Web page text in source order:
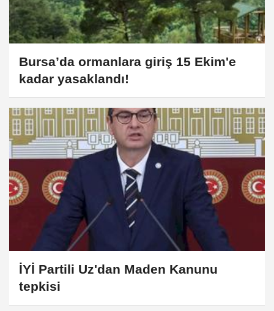
Bursa’da ormanlara giriş 15 Ekim'e
kadar yasaklandı!
İYİ Partili Uz'dan Maden Kanunu
tepkisi